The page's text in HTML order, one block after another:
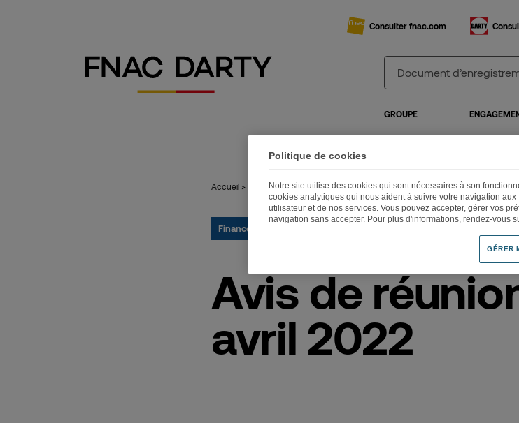
Consulter fnac.com
GROUPE
Accueil > Publications>Avis de réunion du 13 avril 2022
Finance
Avis de
avril 2022
Politique de cookies
Notre site utilise des cookies qui sont nécessaires à son
cookies analytiques qui nous aident à suivre votre navigation
utilisateur et de nos services. Vous pouvez accepter, gérer vos
navigation sans accepter. Pour plus d'informations, rendez-vous
GÉRER